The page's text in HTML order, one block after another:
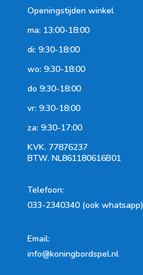
Openingstijden winkel
ma: 13:00-18:00
di: 9:30-18:00
wo: 9:30-18:00
do 9:30-18:00
vr: 9:30-18:00
za: 9:30-17:00
KVK. 77876237
BTW. NL861180616B01
Telefoon:
033-2340340 (ook whatsapp)
Email:
info@koningbordspel.nl